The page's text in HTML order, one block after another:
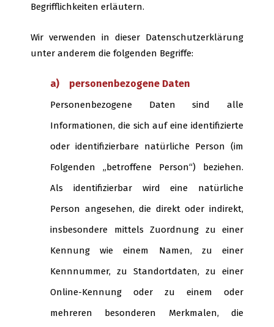
Begrifflichkeiten erläutern.
Wir verwenden in dieser Datenschutzerklärung
unter anderem die folgenden Begriffe:
a) personenbezogene Daten
Personenbezogene Daten sind alle
Informationen, die sich auf eine identifizierte
oder identifizierbare natürliche Person (im
Folgenden „betroffene Person“) beziehen.
Als identifizierbar wird eine natürliche
Person angesehen, die direkt oder indirekt,
insbesondere mittels Zuordnung zu einer
Kennung wie einem Namen, zu einer
Kennnummer, zu Standortdaten, zu einer
Online-Kennung oder zu einem oder
mehreren besonderen Merkmalen, die